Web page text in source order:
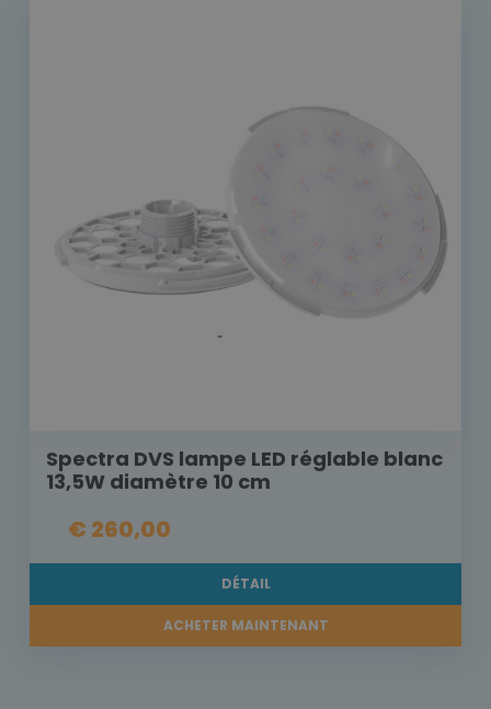
Spectra DVS lampe LED réglable blanc
13,5W diamètre 10 cm
€ 260,00
DÉTAIL
ACHETER MAINTENANT